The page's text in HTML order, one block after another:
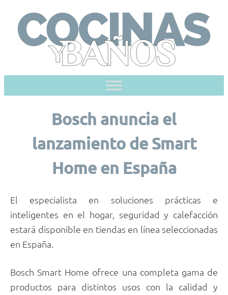
content
Bosch anuncia el
lanzamiento de Smart
Home en España
El especialista en soluciones prácticas e
inteligentes en el hogar, seguridad y calefacción
estará disponible en tiendas en línea seleccionadas
en España.
Bosch Smart Home ofrece una completa gama de
productos para distintos usos con la calidad y